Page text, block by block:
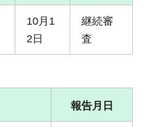
10月1
2日
継続審
査
報告月日